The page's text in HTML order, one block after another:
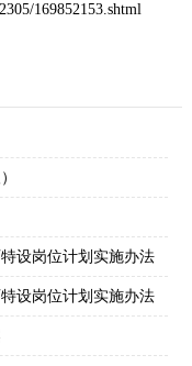
169852153.shtml
设岗位计划实施办法
设岗位计划实施办法